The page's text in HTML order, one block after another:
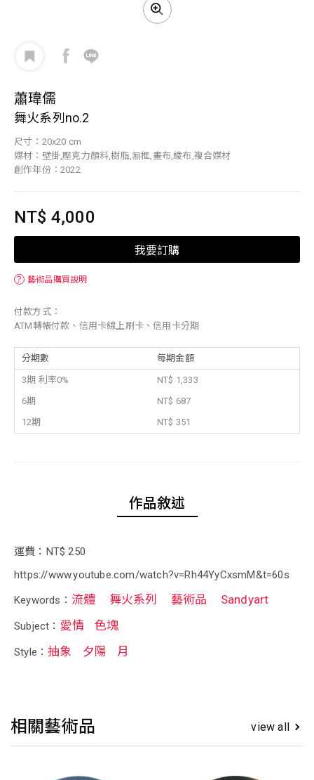
蕭瑋儒
舞火系列no.2
尺寸：20x20 cm
媒材：壁掛,壓克力顏料,樹脂,無框,畫布,綾布,複合媒材
創作年份：2022
NT$ 4,000
我要訂購
？ 藝術品購買說明
付款方式：
ATM轉帳付款、信用卡線上刷卡、信用卡分期
分期數 每期金額
3期 利率0%
NT$ 1,333
6期
NT$ 687
12期
NT$ 351
作品敘述
運費：NT$ 250
https://www.youtube.com/watch?v=Rh44YyCxsmM&t=60s
Keywords： 流體 舞火系列 藝術品 Sandyart
Subject： 愛情 色塊
Style：抽象 夕陽 月
相關藝術品 view all